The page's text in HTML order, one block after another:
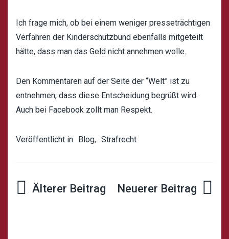
Ich frage mich, ob bei einem weniger presseträchtigen
Verfahren der Kinderschutzbund ebenfalls mitgeteilt
hätte, dass man das Geld nicht annehmen wolle.
Den Kommentaren auf der Seite der “Welt” ist zu
entnehmen, dass diese Entscheidung begrüßt wird.
Auch bei Facebook zollt man Respekt.
Veröffentlicht in Blog, Strafrecht
Beitrags-